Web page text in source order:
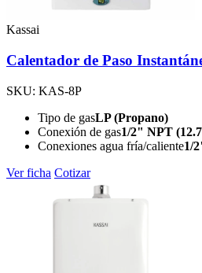
Kassai
Calentador de Paso
SKU: KAS-8P
Tipo de gasLP (Propano)
Conexión de gas1/2" NPT
Conexiones agua fría/caliente1/
Ver ficha Cotizar